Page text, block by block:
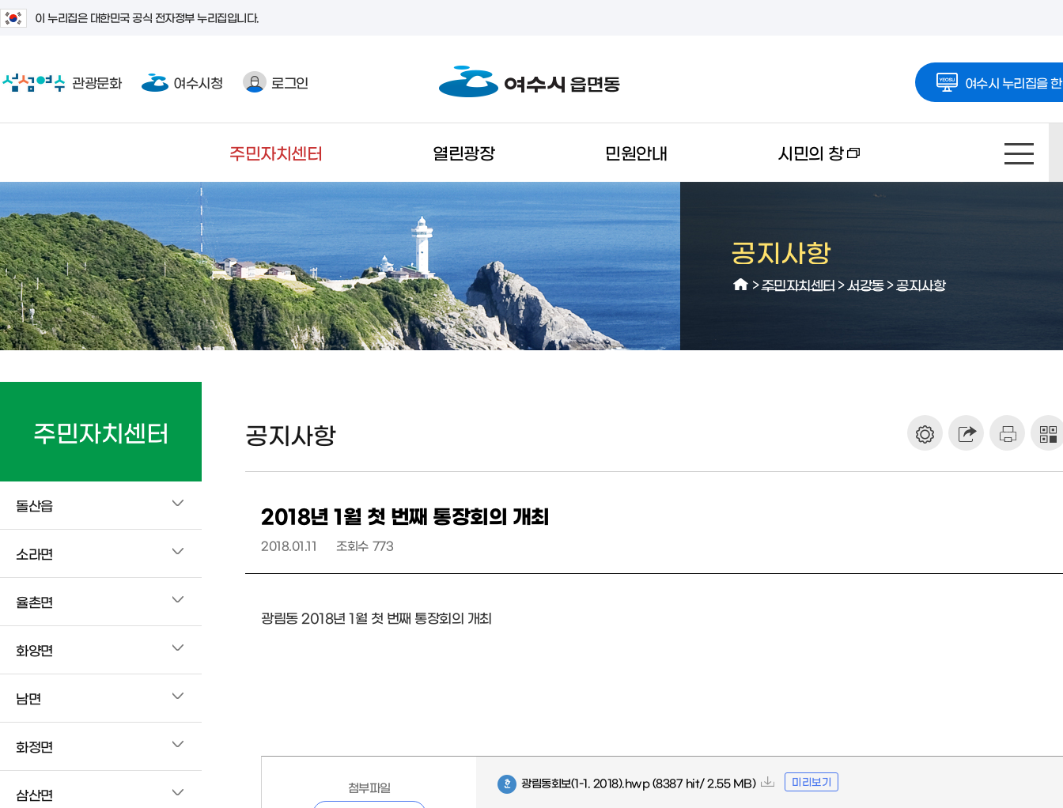
이 누리집은 대한민국 공식 전자정부 누리집입니다.
관광문화 여수시청 로그인 여수시 누리집을
주민자치센터 열린광장 민원안내 시민의 창
공지사항
> 주민자치센터 > 서강동> 공지사항
주민자치센터
돌산읍
소라면
율촌면
화양면
남면
화정면
삼산면
공지사항
2018년 1월 첫 번째 통장회의 개최
2018.01.11 조회수 773
광림동 2018년 1월 첫 번째 통장회의 개최
첨부파일 광림동회보(1-1. 2018).hwp (8387 hit/ 2.55 MB) 미리보기